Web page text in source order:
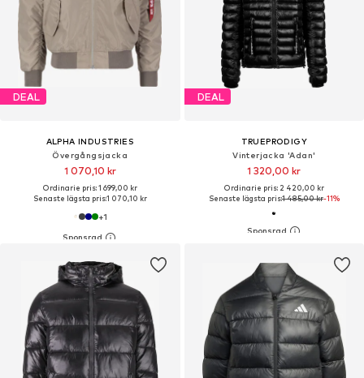
DEAL
ALPHA INDUSTRIES
Övergångsjacka
1 070,10 kr
Ordinarie pris: 1 699,00 kr
Senaste lägsta pris:1 070,10 kr
+1
DEAL
TRUEPRODIGY
Vinterjacka 'Adan'
1 320,00 kr
Ordinarie pris: 2 420,00 kr
Senaste lägsta pris:1 485,00 kr-11%